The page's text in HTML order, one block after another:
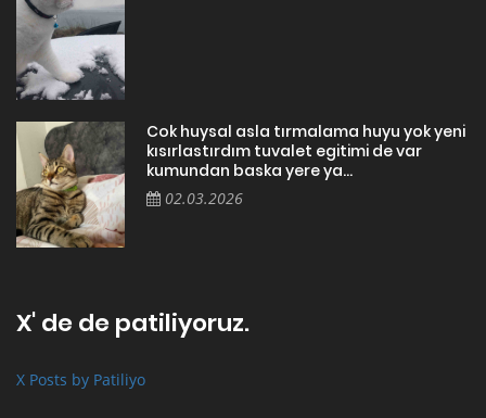
Cok huysal asla tırmalama huyu yok yeni
kısırlastırdım tuvalet egitimi de var
kumundan baska yere ya...
02.03.2026
X' de de patiliyoruz.
X Posts by Patiliyo